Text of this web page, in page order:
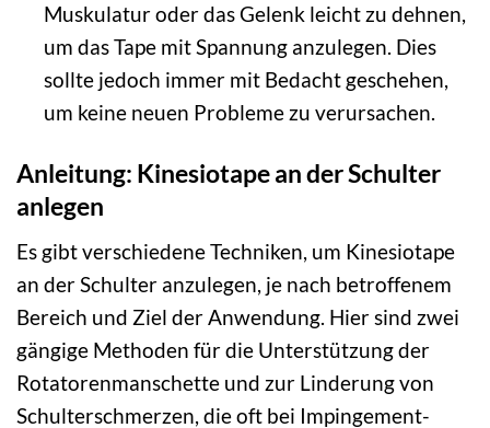
Muskulatur oder das Gelenk leicht zu dehnen,
um das Tape mit Spannung anzulegen. Dies
sollte jedoch immer mit Bedacht geschehen,
um keine neuen Probleme zu verursachen.
Anleitung: Kinesiotape an der Schulter
anlegen
Es gibt verschiedene Techniken, um Kinesiotape
an der Schulter anzulegen, je nach betroffenem
Bereich und Ziel der Anwendung. Hier sind zwei
gängige Methoden für die Unterstützung der
Rotatorenmanschette und zur Linderung von
Schulterschmerzen, die oft bei Impingement-